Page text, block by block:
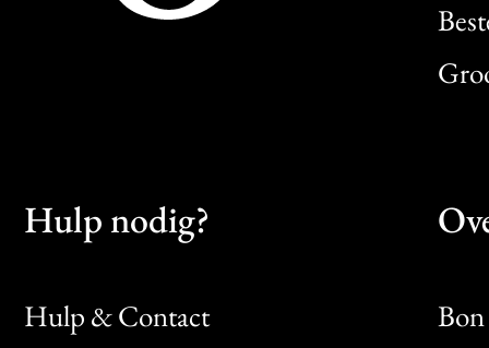
Hulp nodig?
Hulp & Contact